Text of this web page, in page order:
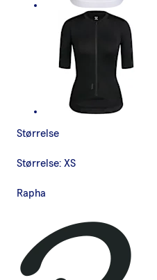
Størrelse
Størrelse: XS
Rapha